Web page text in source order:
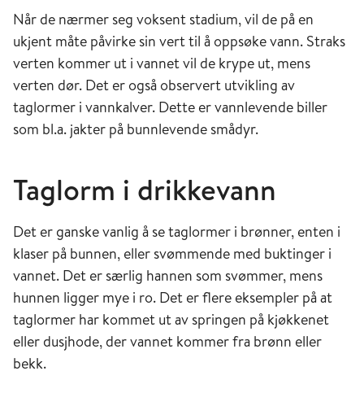
Når de nærmer seg voksent stadium, vil de på en
ukjent måte påvirke sin vert til å oppsøke vann. Straks
verten kommer ut i vannet vil de krype ut, mens
verten dør. Det er også observert utvikling av
taglormer i vannkalver. Dette er vannlevende biller
som bl.a. jakter på bunnlevende smådyr.
Taglorm i drikkevann
Det er ganske vanlig å se taglormer i brønner, enten i
klaser på bunnen, eller svømmende med buktinger i
vannet. Det er særlig hannen som svømmer, mens
hunnen ligger mye i ro. Det er flere eksempler på at
taglormer har kommet ut av springen på kjøkkenet
eller dusjhode, der vannet kommer fra brønn eller
bekk.